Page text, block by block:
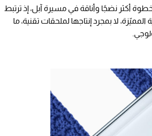
أكثر نضجًا وأناقة في مسيرة آبل، إذ ترتبط
لا بمجرد إنتاجها لملحقات تقنية، ما